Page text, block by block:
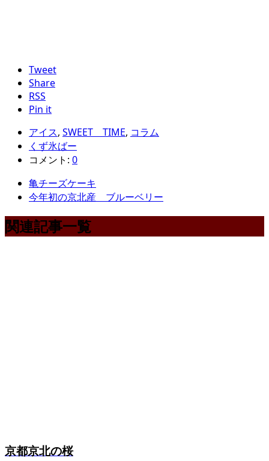
Tweet
Share
RSS
Pin it
アイス, SWEET TIME, コラム
くず氷ばー
コメント: 0
亀チーズケーキ
今年初の京北産 ブルーベリー
関連記事一覧
京都京北の桜